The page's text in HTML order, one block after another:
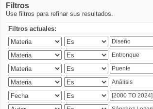
Filtros
Use filtros para refinar sus resultados.
Filtros actuales: